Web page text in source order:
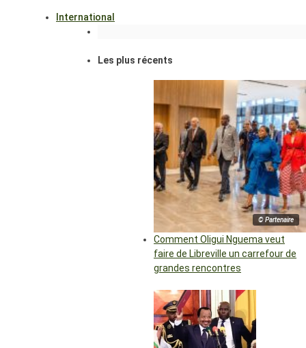
International
Les plus récents
© Partenaire
Comment Oligui Nguema veut
faire de Libreville un carrefour de
grandes rencontres